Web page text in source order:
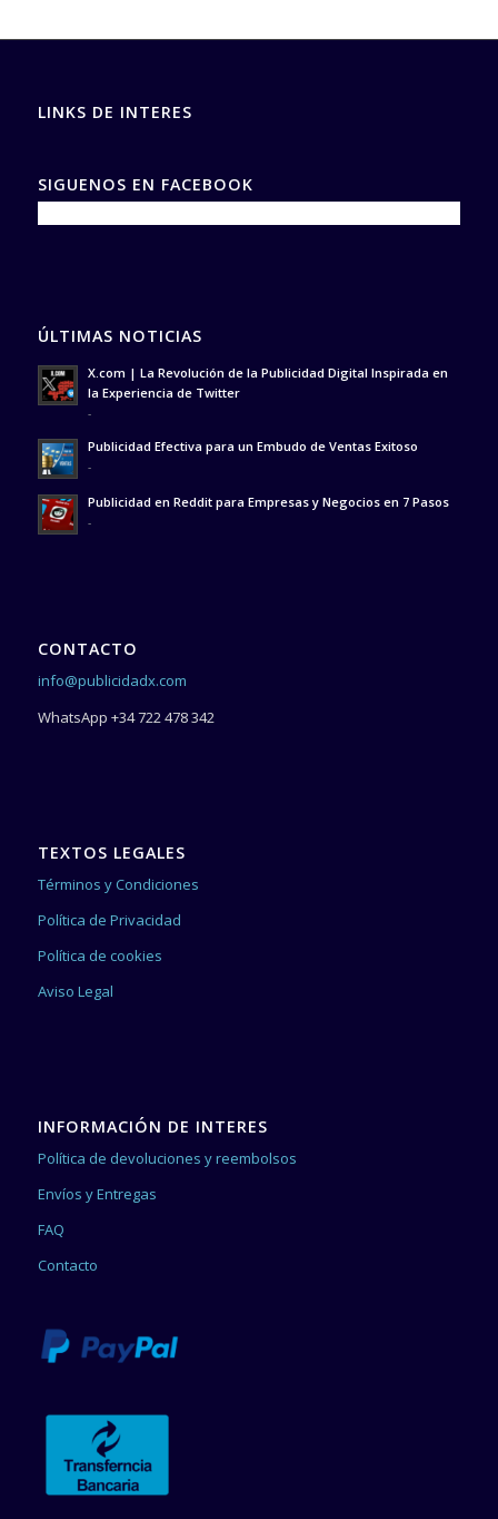
LINKS DE INTERES
SIGUENOS EN FACEBOOK
ÚLTIMAS NOTICIAS
X.com | La Revolución de la Publicidad Digital Inspirada en
la Experiencia de Twitter
-
Publicidad Efectiva para un Embudo de Ventas Exitoso
-
Publicidad en Reddit para Empresas y Negocios en 7 Pasos
-
CONTACTO
info@publicidadx.com
WhatsApp +34 722 478 342
TEXTOS LEGALES
Términos y Condiciones
Política de Privacidad
Política de cookies
Aviso Legal
INFORMACIÓN DE INTERES
Política de devoluciones y reembolsos
Envíos y Entregas
FAQ
Contacto